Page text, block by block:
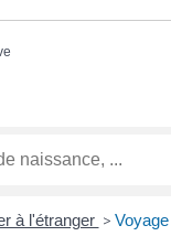
à l'étranger >